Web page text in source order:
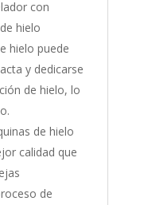
con
hielo
hielo puede
y dedicarse
de hielo, lo
de hielo
calidad que
de